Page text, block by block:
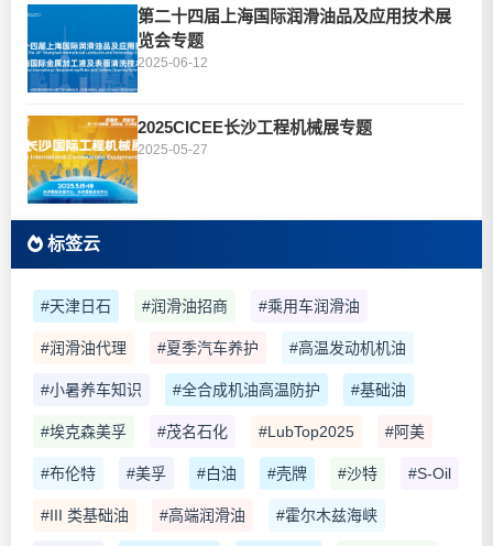
第二十四届上海国际润滑油品及应用技术展
览会专题
2025-06-12
2025CICEE长沙工程机械展专题
2025-05-27
标签云
#天津日石 #润滑油招商 #乘用车润滑油
#润滑油代理 #夏季汽车养护 #高温发动机机油
#小暑养车知识 #全合成机油高温防护 #基础油
#埃克森美孚 #茂名石化 #LubTop2025 #阿美
#布伦特 #美孚 #白油 #壳牌 #沙特 #S-Oil
#III 类基础油 #高端润滑油 #霍尔木兹海峡